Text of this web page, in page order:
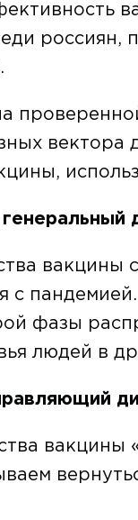
россиян,
с
фазы
людей в
вакцины